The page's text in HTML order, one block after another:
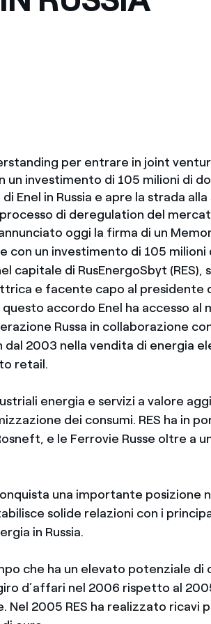
policy
per entrare in joint
un investimento di 105 milioni di
Enel in Russia e apre la strada
di deregulation del
oggi la firma di un
con un investimento di 105 milioni
capitale di RusEnergoSbyt (RES),
e facente capo al presidente
accordo Enel ha accesso al
Russa in collaborazione
2003 nella vendita di energia
retail.
energia e servizi a valore
dei consumi. RES ha in
e le Ferrovie Russe oltre a
una importante posizione
solide relazioni con i
in Russia.
che ha un elevato potenziale di
d’affari nel 2006 rispetto al
Nel 2005 RES ha realizzato ricavi